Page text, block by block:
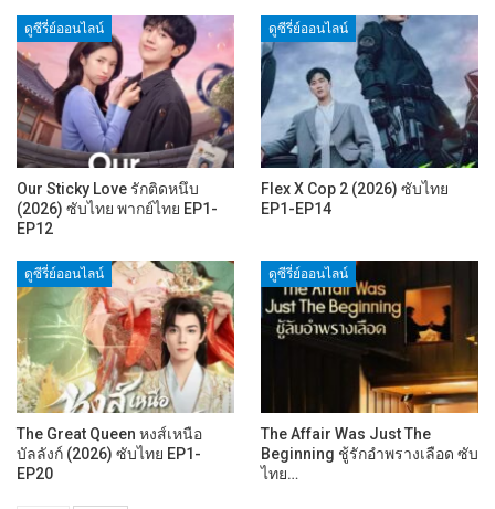
ดูซีรี่ย์ออนไลน์
Our Sticky Love รักติดหนึบ
(2026) ซับไทย พากย์ไทย EP1-
EP12
ดูซีรี่ย์ออนไลน์
Flex X Cop 2 (2026) ซับไทย
EP1-EP14
ดูซีรี่ย์ออนไลน์
The Great Queen หงส์เหนือ
บัลลังก์ (2026) ซับไทย EP1-
EP20
ดูซีรี่ย์ออนไลน์
The Affair Was Just The
Beginning ชู้รักอำพรางเลือด ซับ
ไทย…